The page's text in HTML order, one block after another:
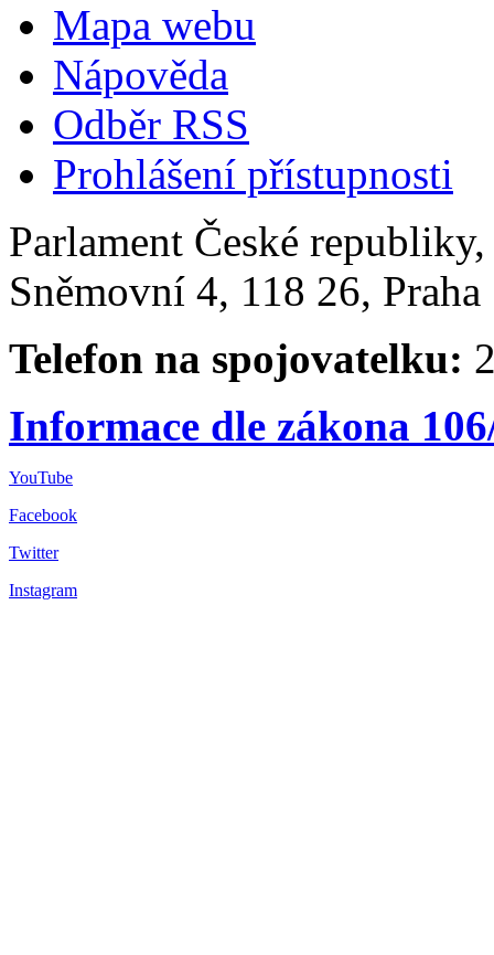
Mapa webu
Nápověda
Odběr RSS
Prohlášení přístupnosti
Parlament České
Sněmovní 4, 118 26,
Telefon na spojovatelku:
Informace dle zákona
YouTube
Facebook
Twitter
Instagram